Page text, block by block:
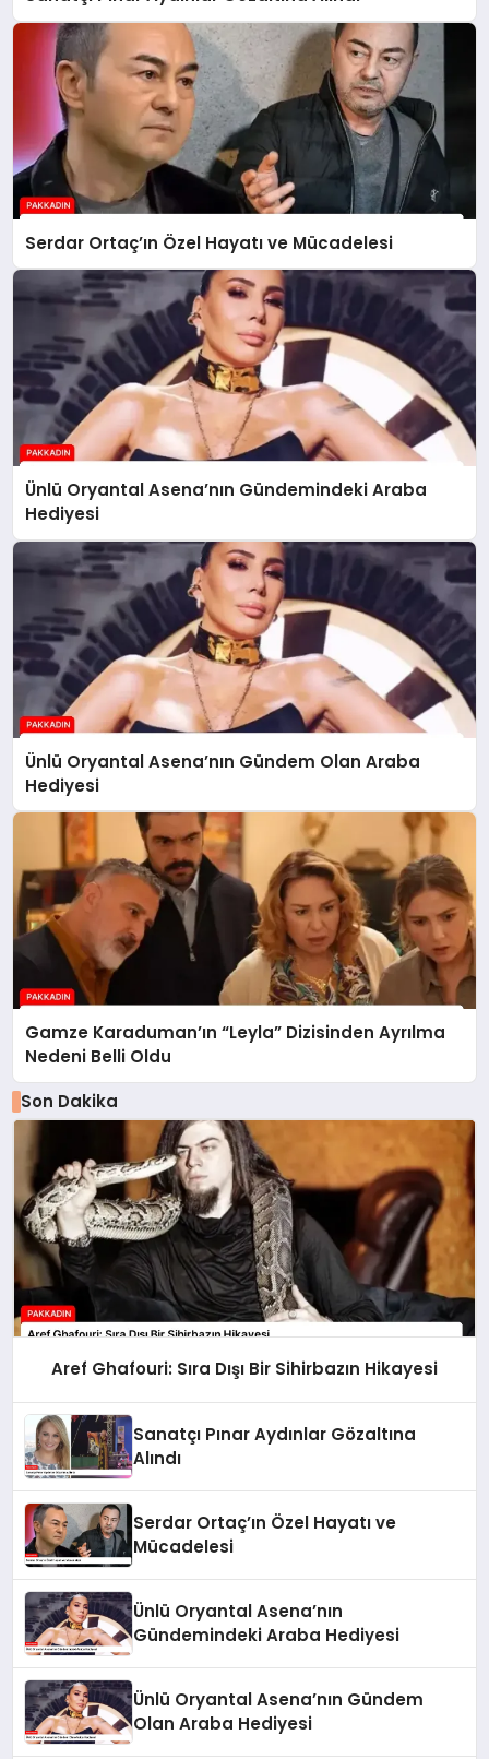
Serdar Ortaç’ın Özel Hayatı ve Mücadelesi
Ünlü Oryantal Asena’nın Gündemindeki Araba
Hediyesi
Ünlü Oryantal Asena’nın Gündem Olan Araba
Hediyesi
Gamze Karaduman’ın “Leyla” Dizisinden Ayrılma
Nedeni Belli Oldu
Son Dakika
Aref Ghafouri: Sıra Dışı Bir Sihirbazın Hikayesi
Sanatçı Pınar Aydınlar Gözaltına
Alındı
Serdar Ortaç’ın Özel Hayatı ve
Mücadelesi
Ünlü Oryantal Asena’nın
Gündemindeki Araba Hediyesi
Ünlü Oryantal Asena’nın Gündem
Olan Araba Hediyesi